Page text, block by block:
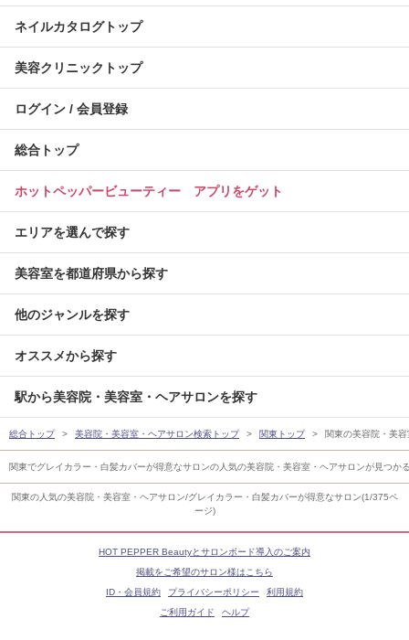
関東の人気の美容院・美容室・ヘアサロン/グレイカラー・白髪カバーが得意なサロン(1/375ペ
ージ)
ネイルカタログトップ
美容クリニックトップ
ログイン / 会員登録
総合トップ
ホットペッパービューティー アプリをゲット
エリアを選んで探す
美容室を都道府県から探す
他のジャンルを探す
オススメから探す
駅から美容院・美容室・ヘアサロンを探す
総合トップ 美容院・美容室・ヘアサロン検索トップ 関東トップ 関東の美容院・美
関東でグレイカラー・白髪カバーが得意なサロンの人気の美容院・美容室・ヘアサロンが見つ
HOT PEPPER Beautyとサロンボード導入のご案内
掲載をご希望のサロン様はこちら
ID・会員規約
プライバシーポリシー
利用規約
ご利用ガイド
ヘルプ